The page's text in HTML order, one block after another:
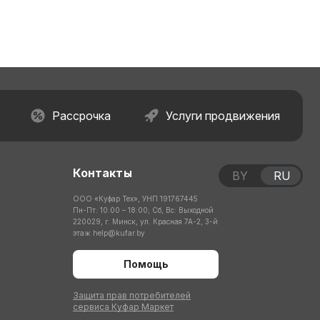
Рассрочка Услуги продвижения
Контакты
ООО «Куфар Тех», УНП 191767445
Пн-Пт: 10:00 – 18:00; Сб, Вс: Выходной
220029, г. Минск, ул. Красная 7А-2, 3-й
этаж help@kufar.by
Помощь
Защита прав потребителей
сервиса Куфар Маркет
BY RU